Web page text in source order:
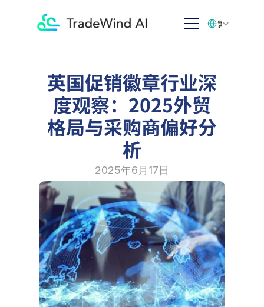
英国促销徽章行业深
度观察：2025外贸
格局与采购商偏好分
析
2025年6月17日
繁体中文